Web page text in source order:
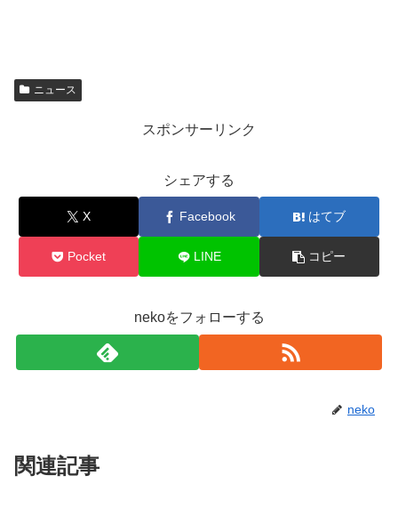
ニュース
スポンサーリンク
シェアする
X Facebook はてブ
Pocket LINE コピー
nekoをフォローする
neko
関連記事